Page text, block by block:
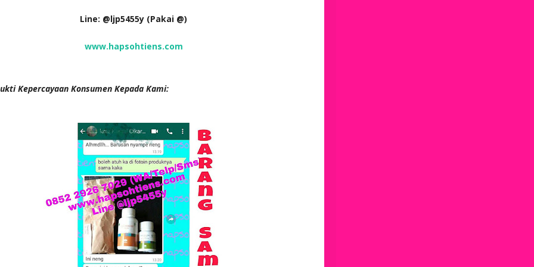
Line: @ljp5455y (Pakai @)
www.hapsohtiens.com
Kepercayaan Konsumen Kepada Kami: